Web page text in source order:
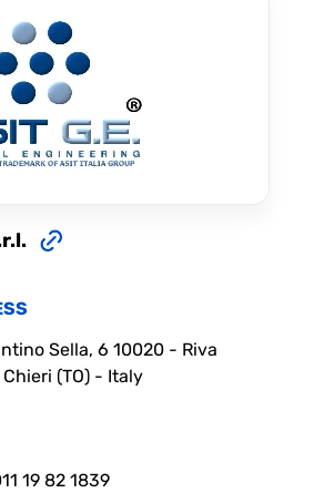
Sella, 6 10020 - Riva
(TO) - Italy
19 82 1839